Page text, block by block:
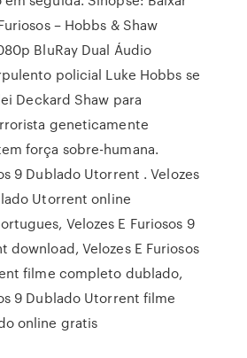
– Hobbs & Shaw
BluRay Dual Áudio
policial Luke Hobbs se
Deckard Shaw para
geneticamente
força sobre-humana.
9 Dublado Utorrent . Velozes
Utorrent online
Velozes E Furiosos 9
download, Velozes E Furiosos
filme completo dublado,
9 Dublado Utorrent filme
online gratis